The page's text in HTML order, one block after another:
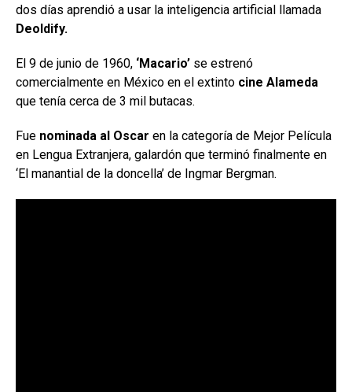
dos días aprendió a usar la inteligencia artificial llamada
Deoldify.
El 9 de junio de 1960, ‘Macario’ se estrenó
comercialmente en México en el extinto cine Alameda
que tenía cerca de 3 mil butacas.
Fue nominada al Oscar en la categoría de Mejor Película
en Lengua Extranjera, galardón que terminó finalmente en
‘El manantial de la doncella’ de Ingmar Bergman.